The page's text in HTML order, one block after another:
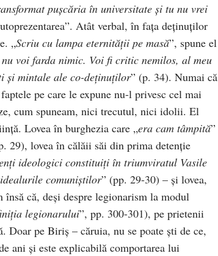
puşcăria în universitate şi tu nu vrei
Atât verbal, în faţa deţinuţilor
„Scriu cu lampa eternităţii pe masă”, spune el
voi farda nimic. Voi fi critic nemilos, al meu
şi mintale ale co-deţinuţilor” (p. 34). Numai că
pe care le expune nu-l privesc cel mai
cum spuneam, nici trecutul, nici idolii. El
Lovea în burghezia care „era cam tâmpită”
29), lovea în călăii săi din prima detenţie
ideologici constituiţi în triumviratul Vasile
comuniştilor” (pp. 29-30) – şi lovea,
că, deşi despre legionarism la modul
legionarului”, pp. 300-301), pe prietenii
Doar pe Biriş – căruia, nu se poate şti de ce,
ani şi este explicabilă comportarea lui